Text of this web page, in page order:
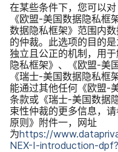
在​某些​条件​下，​您​可以​
《欧盟-美国​数据​隐私框​
数据​隐私框架》​范围​内​
的​仲裁。​此​选项​的​目的​
独立且​公正​的​机制，​用
隐私框架》、​《欧盟-美
《瑞士-美国​数据​隐私框
能​通过​其他​任何​《欧盟-
条款​或​《瑞士-美国​数据​
束性​仲裁​的​更多​信息，​
原则》​附件​一，​网址​
为https://www.
NEX-I-introduction-dpf?